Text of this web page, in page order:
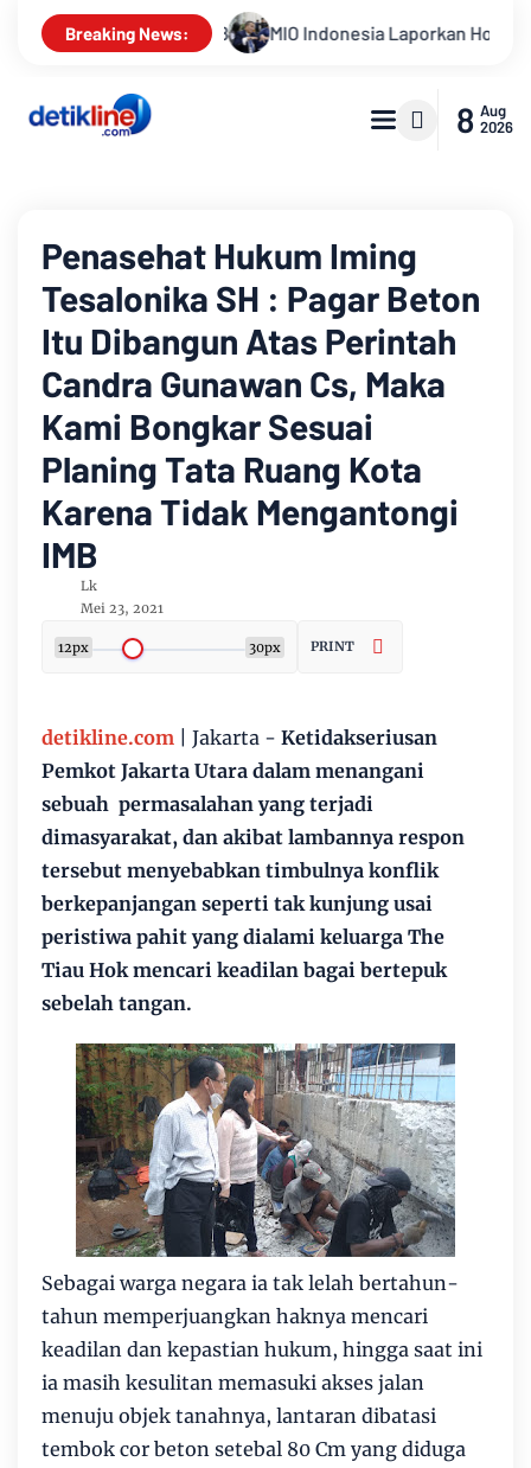
Breaking News:
MIO Indonesia Laporkan Hotman Paris ke Polda Metro
8 Aug
2026
Penasehat Hukum Iming
Tesalonika SH : Pagar Beton
Itu Dibangun Atas Perintah
Candra Gunawan Cs, Maka
Kami Bongkar Sesuai
Planing Tata Ruang Kota
Karena Tidak Mengantongi
IMB
Lk
Mei 23, 2021
12px 30px PRINT
detikline.com | Jakarta - Ketidakseriusan
Pemkot Jakarta Utara dalam menangani
sebuah permasalahan yang terjadi
dimasyarakat, dan akibat lambannya respon
tersebut menyebabkan timbulnya konflik
berkepanjangan seperti tak kunjung usai
peristiwa pahit yang dialami keluarga The
Tiau Hok mencari keadilan bagai bertepuk
sebelah tangan.
Sebagai warga negara ia tak lelah bertahun-
tahun memperjuangkan haknya mencari
keadilan dan kepastian hukum, hingga saat ini
ia masih kesulitan memasuki akses jalan
menuju objek tanahnya, lantaran dibatasi
tembok cor beton setebal 80 Cm yang diduga